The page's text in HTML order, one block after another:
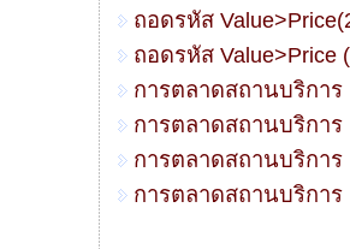
ถอดรหัส
ถอดรหัส Value>Price
การตลาดสถานบริกา
การตลาดสถานบริกา
การตลาดสถานบริกา
การตลาดสถานบริกา